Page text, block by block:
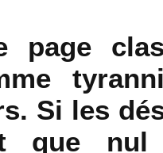
page
Si les
que nul